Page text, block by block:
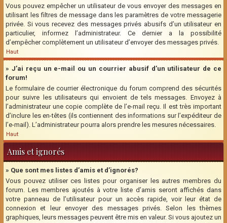
Vous pouvez empêcher un utilisateur de vous envoyer des messages en
utilisant les filtres de message dans les paramètres de votre messagerie
privée. Si vous recevez des messages privés abusifs d’un utilisateur en
particulier, informez l’administrateur. Ce dernier a la possibilité
d’empêcher complètement un utilisateur d’envoyer des messages privés.
Haut
» J’ai reçu un e-mail ou un courrier abusif d’un utilisateur de ce
forum!
Le formulaire de courrier électronique du forum comprend des sécurités
pour suivre les utilisateurs qui envoient de tels messages. Envoyez à
l’administrateur une copie complète de l’e-mail reçu. Il est très important
d’inclure les en-têtes (ils contiennent des informations sur l’expéditeur de
l’e-mail). L’administrateur pourra alors prendre les mesures nécessaires.
Haut
Amis et ignorés
» Que sont mes listes d’amis et d’ignorés?
Vous pouvez utiliser ces listes pour organiser les autres membres du
forum. Les membres ajoutés à votre liste d’amis seront affichés dans
votre panneau de l’utilisateur pour un accès rapide, voir leur état de
connexion et leur envoyer des messages privés. Selon les thèmes
graphiques, leurs messages peuvent être mis en valeur. Si vous ajoutez un